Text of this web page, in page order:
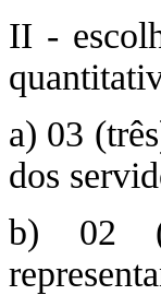
II -
a) 03
dos
b) 02